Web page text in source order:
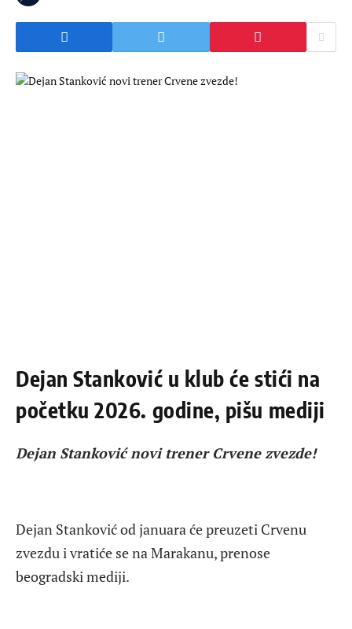
Dejan Stanković u klub će stići na
početku 2026. godine, pišu mediji
Dejan Stanković novi trener Crvene zvezde!
Dejan Stanković od januara će preuzeti Crvenu
zvezdu i vratiće se na Marakanu, prenose
beogradski mediji.